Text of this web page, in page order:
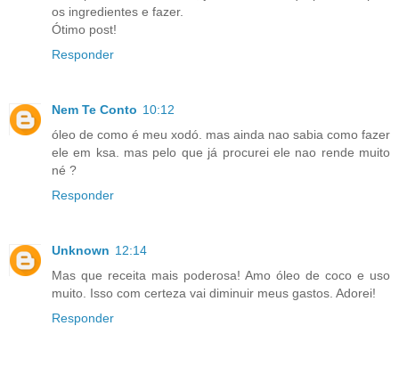
os ingredientes e fazer.
Ótimo post!
Responder
Nem Te Conto 10:12
óleo de como é meu xodó. mas ainda nao sabia como fazer
ele em ksa. mas pelo que já procurei ele nao rende muito
né ?
Responder
Unknown 12:14
Mas que receita mais poderosa! Amo óleo de coco e uso
muito. Isso com certeza vai diminuir meus gastos. Adorei!
Responder